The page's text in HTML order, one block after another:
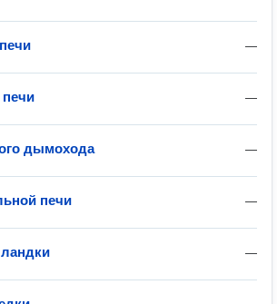
—
—
—
дымохода
—
печи
—